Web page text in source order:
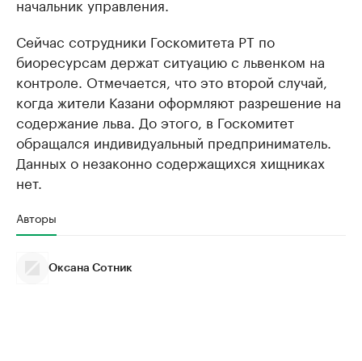
начальник управления.
Сейчас сотрудники Госкомитета РТ по
биоресурсам держат ситуацию с львенком на
контроле. Отмечается, что это второй случай,
когда жители Казани оформляют разрешение на
содержание льва. До этого, в Госкомитет
обращался индивидуальный предприниматель.
Данных о незаконно содержащихся хищниках
нет.
Авторы
Оксана Сотник